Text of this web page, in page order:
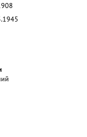
работу
на
1700 боевых
боях сбито 72